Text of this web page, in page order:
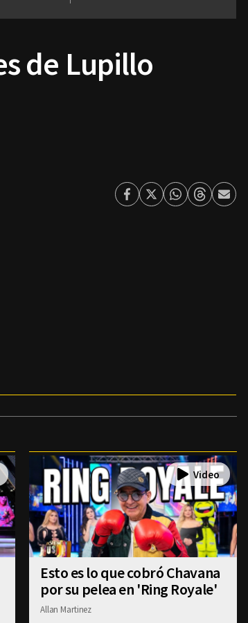
de Lupillo
Facebook
TwitterWhatsapp
ThreadsEnviar
Esto es lo que cobró Chavana
por su pelea en 'Ring Royale'
Allan Martinez